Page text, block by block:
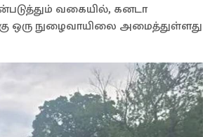
வகையில், கனடா
ஒரு நுழைவாயிலை அமைத்துள்ளது